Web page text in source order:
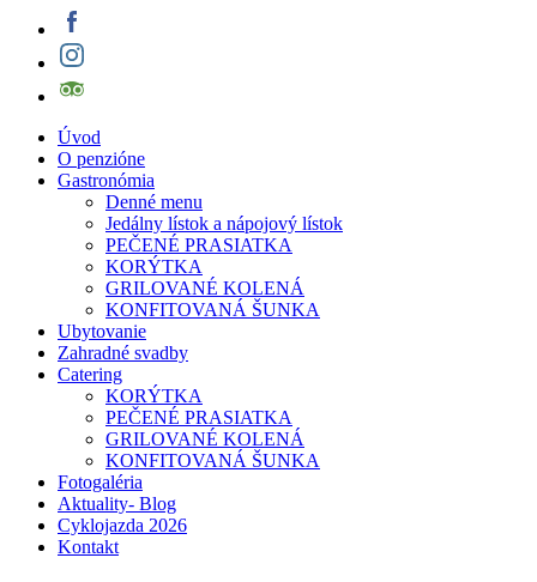
Úvod
O penzióne
Gastronómia
Denné menu
Jedálny lístok a nápojový lístok
PEČENÉ PRASIATKA
KORÝTKA
GRILOVANÉ KOLENÁ
KONFITOVANÁ ŠUNKA
Ubytovanie
Zahradné svadby
Catering
KORÝTKA
PEČENÉ PRASIATKA
GRILOVANÉ KOLENÁ
KONFITOVANÁ ŠUNKA
Fotogaléria
Aktuality- Blog
Cyklojazda 2026
Kontakt